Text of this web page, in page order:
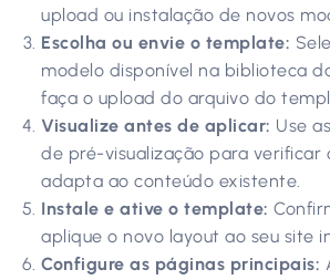
upload ou instalação de novos
Escolha ou envie o template:
modelo disponível na biblioteca
faça o upload do arquivo do
Visualize antes de aplicar: Use
de pré-visualização para verificar
adapta ao conteúdo existente.
Instale e ative o template:
aplique o novo layout ao seu site
Configure as páginas principais: